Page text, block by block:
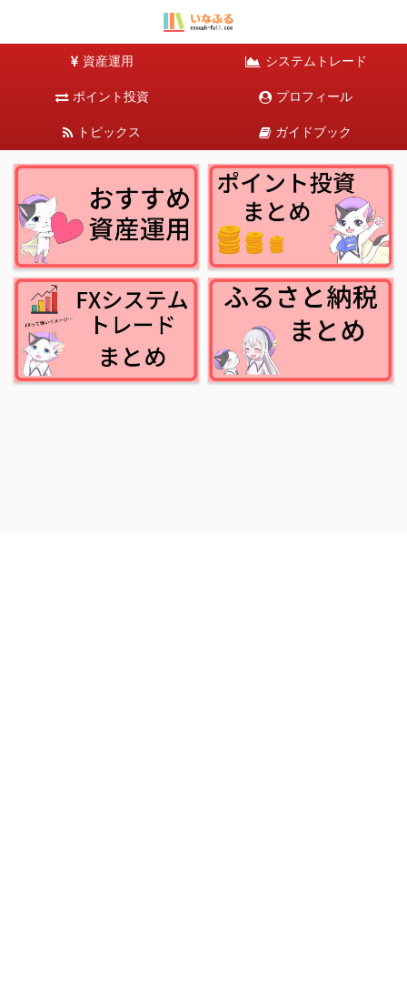
資産運用 システムトレード
ポイント投資 プロフィール
トピックス ガイドブック